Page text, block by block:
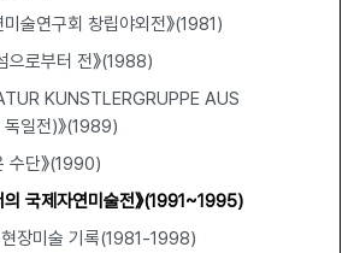
미술연구회 창립야외전》(1981)
으로부터 전》(1988)
KUNSTLERGRUPPE AUS
일전)》(1989)
수단》(1990)
의 국제자연미술전》(1991~1995)
장미술 기록(1981-1998)